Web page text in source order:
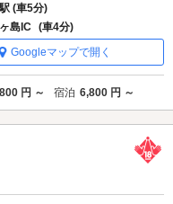
(車5分)
島IC (車4分)
Googleマップで開く
円 ～ 宿泊 6,800 円 ～